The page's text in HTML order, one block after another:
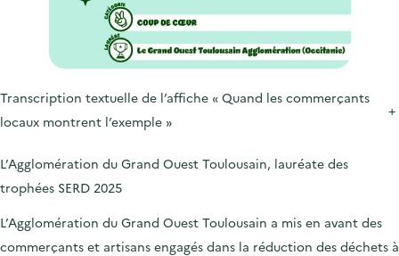
Transcription textuelle de l’affiche « Quand les commerçants
locaux montrent l’exemple »
+
L’Agglomération du Grand Ouest Toulousain, lauréate des
trophées SERD 2025
L’Agglomération du Grand Ouest Toulousain a mis en avant des
commerçants et artisans engagés dans la réduction des déchets à